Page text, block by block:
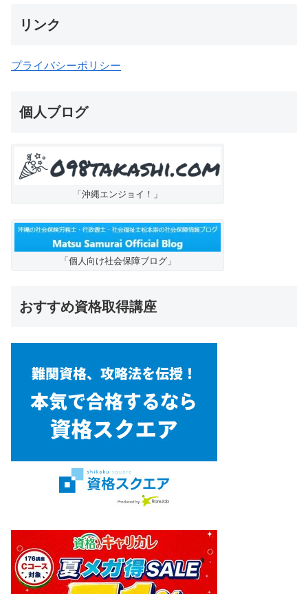
リンク
プライバシーポリシー
個人ブログ
「沖縄エンジョイ！」
「個人向け社会保障ブログ」
おすすめ資格取得講座